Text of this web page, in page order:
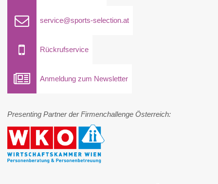
service@sports-selection.at
Rückrufservice
Anmeldung zum Newsletter
Presenting Partner der Firmenchallenge Österreich: